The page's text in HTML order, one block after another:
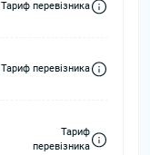
Тариф перевізника
Тариф перевізника
Тариф
перевізника